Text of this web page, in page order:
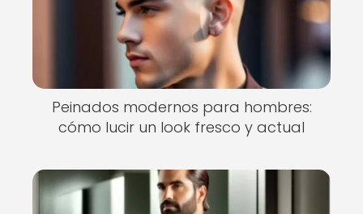
Peinados modernos para hombres:
cómo lucir un look fresco y actual